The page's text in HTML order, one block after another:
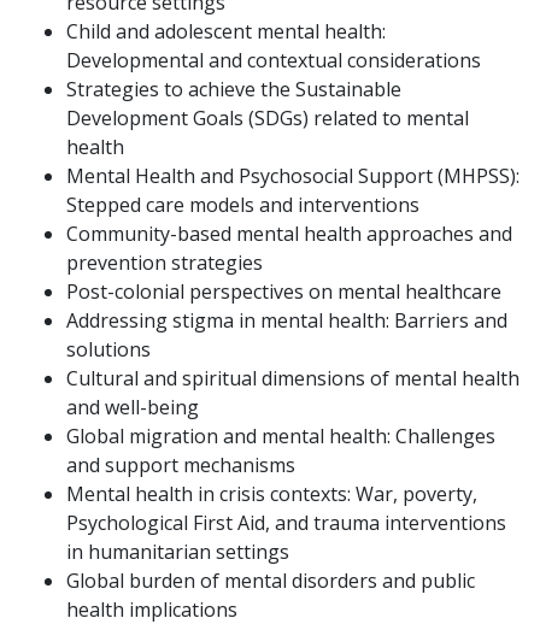
Child and adolescent mental health:
Developmental and contextual considerations
Strategies to achieve the Sustainable
Development Goals (SDGs) related to mental
health
Mental Health and Psychosocial Support (MHPSS):
Stepped care models and interventions
Community-based mental health approaches and
prevention strategies
Post-colonial perspectives on mental healthcare
Addressing stigma in mental health: Barriers and
solutions
Cultural and spiritual dimensions of mental health
and well-being
Global migration and mental health: Challenges
and support mechanisms
Mental health in crisis contexts: War, poverty,
Psychological First Aid, and trauma interventions
in humanitarian settings
Global burden of mental disorders and public
health implications